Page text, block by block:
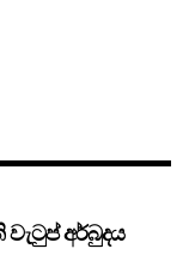
අර්බුදය